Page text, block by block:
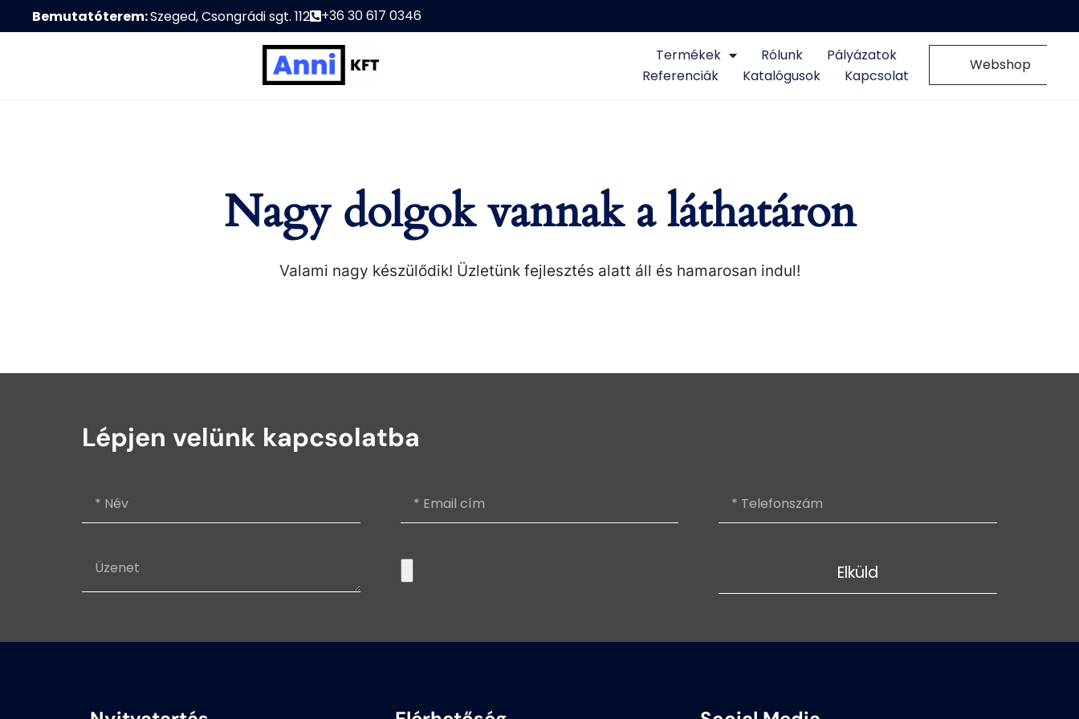
Bemutatóterem:Szeged, Csongrádi sgt. 112 +36 30 617 0346
Termékek Rólunk
Pályázatok
Referenciák
Katalógusok Kapcsolat
Webshop
Nagy dolgok vannak a láthatáron
Valami nagy készülődik! Üzletünk fejlesztés alatt áll és hamarosan indul!
Lépjen velünk kapcsolatba
Elküld